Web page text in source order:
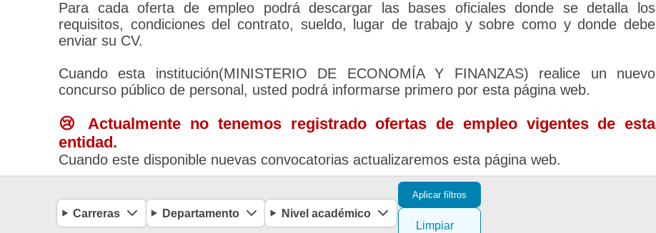
Para cada oferta de empleo podrá descargar las bases oficiales donde se detalla los
requisitos, condiciones del contrato, sueldo, lugar de trabajo y sobre como y donde debe
enviar su CV.
Cuando esta institución(MINISTERIO DE ECONOMÍA Y FINANZAS) realice un nuevo
concurso público de personal, usted podrá informarse primero por esta página web.
😢 Actualmente no tenemos registrado ofertas de empleo vigentes de esta
entidad.
Cuando este disponible nuevas convocatorias actualizaremos esta página web.
Carreras Departamento Nivel académico
Aplicar filtros
Limpiar